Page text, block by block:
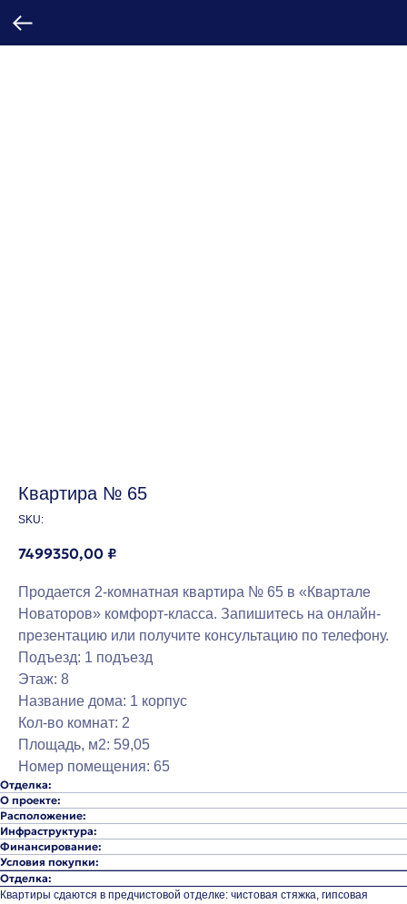
Квартира № 65
SKU:
7499350,00 ₽
Продается 2-комнатная квартира № 65 в «Квартале
Новаторов» комфорт-класса. Запишитесь на онлайн-
презентацию или получите консультацию по телефону.
Подъезд: 1 подъезд
Этаж: 8
Название дома: 1 корпус
Кол-во комнат: 2
Площадь, м2: 59,05
Номер помещения: 65
Отделка:
О проекте:
Расположение:
Инфраструктура:
Финансирование:
Условия покупки:
Отделка:
Квартиры сдаются в предчистовой отделке: чистовая стяжка, гипсовая